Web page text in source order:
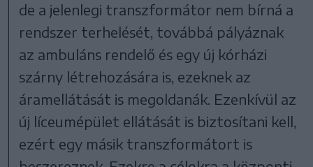
de a jelenlegi transzformátor nem bírná a
rendszer terhelését, továbbá pályáznak
az ambuláns rendelő és egy új kórházi
szárny létrehozására is, ezeknek az
áramellátását is megoldanák. Ezenkívül az
új líceumépület ellátását is biztosítani kell,
ezért egy másik transzformátort is